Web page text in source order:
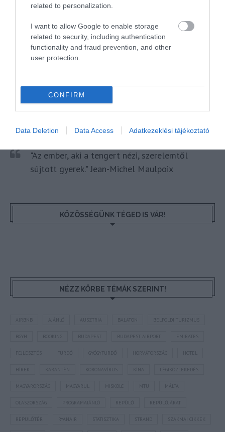
related to personalization.
I want to allow Google to enable storage
related to security, including authentication
functionality and fraud prevention, and other
user protection.
CONFIRM
Data Deletion Data Access Adatkezeklési tájékoztató
Kérem nap végén az aznapi friss cikkeket!
HÍREK LÉGIKÖZLEKEDÉS RYANAIR
HETI BÖLCSESSÉG
"Az ember, aki a tengert nézi, szerelemtől
sújtott gyerek." Jean-Michel Maulpoix
KÖZÖSSÉGÜNK TÉGED IS VÁR!
NÉZZ KÖRBE TÉMÁK SZERINT!
AUSZTRIA BALATON BELFÖLDI TURIZMUS
BUDAPEST BUDAPEST AIRPORT EMIRATES
FEJLESZTÉS HORVÁTORSZÁG HOTEL
KARANTÉN LÉGIKÖZLEKEDÉS
MAGYARORSZÁG MTÜ MÁLTA
OLASZORSZÁG REPÜLŐJÁRAT
REPÜLŐTÉR STATISZTIKA STRAND SZAKMAI CIKKEK